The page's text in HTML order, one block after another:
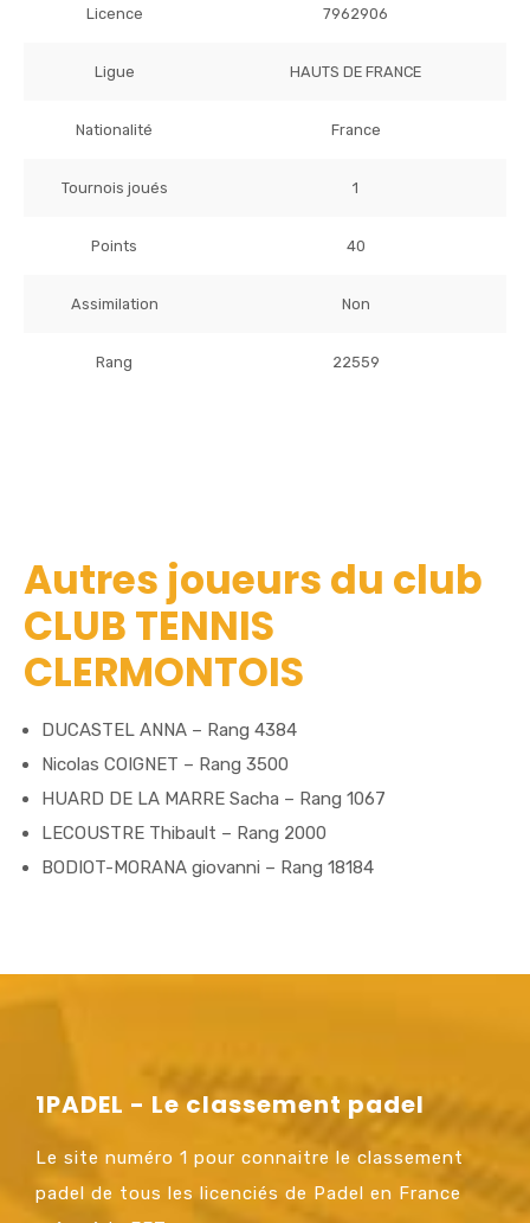
Licence 7962906
Ligue HAUTS DE FRANCE
Nationalité France
Tournois joués 1
Points 40
Assimilation Non
Rang 22559
Autres joueurs du club
CLUB TENNIS
CLERMONTOIS
DUCASTEL ANNA – Rang 4384
Nicolas COIGNET – Rang 3500
HUARD DE LA MARRE Sacha – Rang 1067
LECOUSTRE Thibault – Rang 2000
BODIOT-MORANA giovanni – Rang 18184
1PADEL - Le classement padel
Le site numéro 1 pour connaitre le classement
padel de tous les licenciés de Padel en France